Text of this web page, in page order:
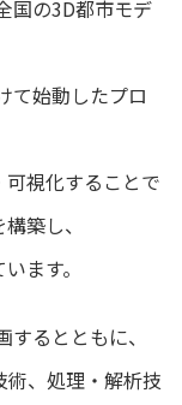
国の3D都市モデ
て始動したプロ
視化することで
築し、
ます。
るとともに、
、処理・解析技